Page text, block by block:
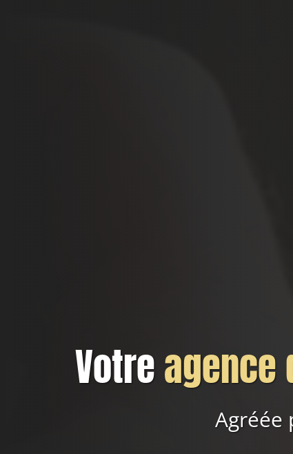
Votreagence
Agréée